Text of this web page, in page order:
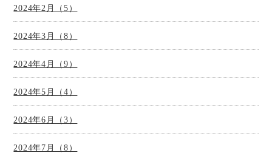
2024年2月（5）
2024年3月（8）
2024年4月（9）
2024年5月（4）
2024年6月（3）
2024年7月（8）